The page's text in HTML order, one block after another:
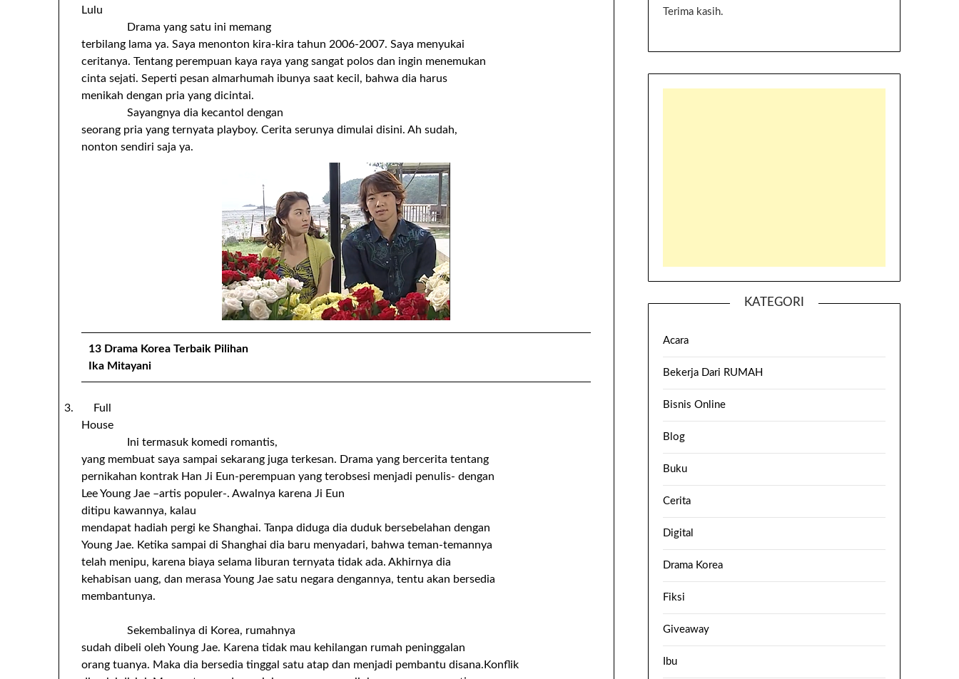
Lulu
Drama yang satu ini memang
terbilang lama ya. Saya menonton kira-kira tahun 2006-2007. Saya menyukai
ceritanya. Tentang perempuan kaya raya yang sangat polos dan ingin menemukan
cinta sejati. Seperti pesan almarhumah ibunya saat kecil, bahwa dia harus
menikah dengan pria yang dicintai.
Sayangnya dia kecantol dengan
seorang pria yang ternyata playboy. Cerita serunya dimulai disini. Ah sudah,
nonton sendiri saja ya.
13 Drama Korea Terbaik Pilihan
Ika Mitayani
3. Full
House
Ini termasuk komedi romantis,
yang membuat saya sampai sekarang juga terkesan. Drama yang bercerita tentang
pernikahan kontrak Han Ji Eun-perempuan yang terobsesi menjadi penulis- dengan
Lee Young Jae –artis populer-. Awalnya karena Ji Eun
ditipu kawannya, kalau
mendapat hadiah pergi ke Shanghai. Tanpa diduga dia duduk bersebelahan dengan
Young Jae. Ketika sampai di Shanghai dia baru menyadari, bahwa teman-temannya
telah menipu, karena biaya selama liburan ternyata tidak ada. Akhirnya dia
kehabisan uang, dan merasa Young Jae satu negara dengannya, tentu akan bersedia
membantunya.
Sekembalinya di Korea, rumahnya
sudah dibeli oleh Young Jae. Karena tidak mau kehilangan rumah peninggalan
orang tuanya. Maka dia bersedia tinggal satu atap dan menjadi pembantu disana.Konflik
Terima kasih.
KATEGORI
Acara
Bekerja Dari RUMAH
Bisnis Online
Blog
Buku
Cerita
Digital
Drama Korea
Fiksi
Giveaway
Ibu